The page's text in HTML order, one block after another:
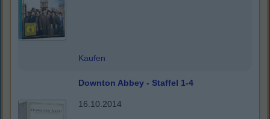
Kaufen
Downton Abbey - Staffel 1-4
16.10.2014